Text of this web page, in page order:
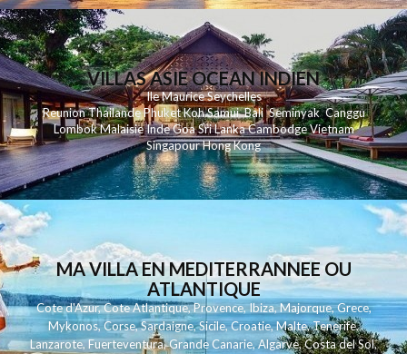
VILLAS ASIE OCEAN INDIEN
Ile MauriceSeychelles
ReunionThailandePhuketKohSamui Bali SeminyakCanggu
LombokMalaisieIndeGoaSri LankaCambodgeVietnam
SingapourHong Kong
MA VILLA EN MEDITERRANNEE OU
ATLANTIQUE
Cote d'Azur,Cote Atlantique,Provence,Ibiza,Majorque,Grece,
Mykonos,Corse,Sardaigne,Sicile,Croatie,Malte,Tenerife,
Lanzarote,Fuerteventura,Grande Canarie,Algarve,Costa del Sol,